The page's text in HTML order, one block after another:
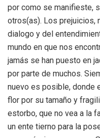
por como se manifieste,
otros(as). Los prejuicios,
dialogo y del
mundo en que nos
jamás se han puesto en
por parte de muchos.
nuevo es posible, donde
flor por su tamaño y
estorbo, que no vea a la
un ente tierno para la